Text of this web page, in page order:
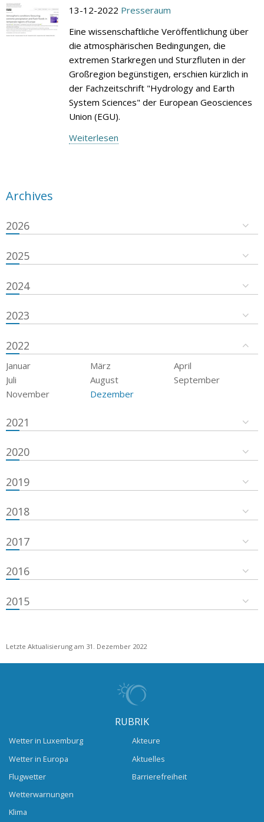
13-12-2022 Presseraum
Eine wissenschaftliche Veröffentlichung über
die atmosphärischen Bedingungen, die
extremen Starkregen und Sturzfluten in der
Großregion begünstigen, erschien kürzlich in
der Fachzeitschrift "Hydrology and Earth
System Sciences" der European Geosciences
Union (EGU).
Weiterlesen
Archives
2026
2025
2024
2023
2022
Januar März
April
Juli
August
September
November
Dezember
2021
2020
2019
2018
2017
2016
2015
Letzte Aktualisierung am 31. Dezember 2022
RUBRIK
Wetter in Luxemburg
Wetter in Europa
Flugwetter
Wetterwarnungen
Klima
Akteure
Aktuelles
Barrierefreiheit